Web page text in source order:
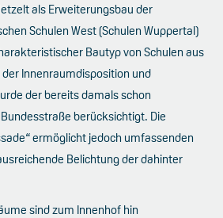
als Erweiterungsbau der
Schulen West (Schulen Wuppertal)
Bautyp von Schulen aus
Innenraumdisposition und
der bereits damals schon
berücksichtigt. Die
ermöglicht jedoch umfassenden
Belichtung der dahinter
sind zum Innenhof hin